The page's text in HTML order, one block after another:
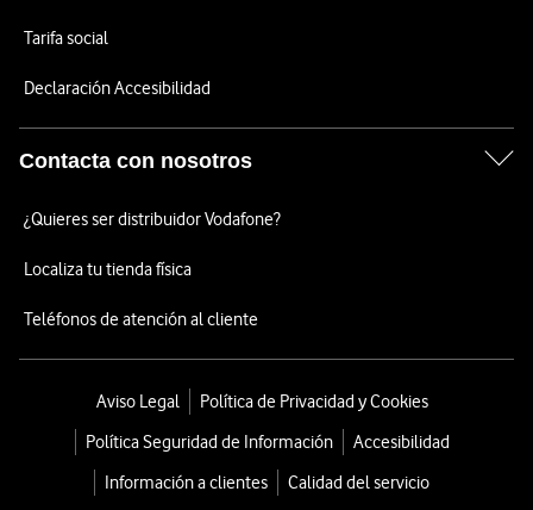
Tarifa social
Declaración Accesibilidad
Contacta con nosotros
¿Quieres ser distribuidor Vodafone?
Localiza tu tienda física
Teléfonos de atención al cliente
Aviso Legal
Política de Privacidad y Cookies
Política Seguridad de Información
Accesibilidad
Información a clientes
Calidad del servicio